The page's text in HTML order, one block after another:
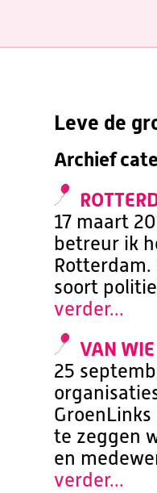
Leve de
Archief
17 maart
betreur ik
Rotterdam.
soort
verder...
VAN
25
te zeggen
en
verder...